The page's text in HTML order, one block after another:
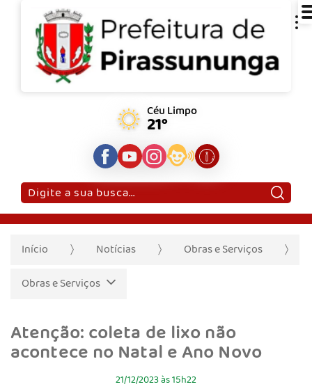
Céu Limpo
21°
Pesquisar:
Início Notícias
Obras e Serviços
Obras e Serviços
Atenção: coleta de lixo não
acontece no Natal e Ano Novo
21/12/2023 às 15h22